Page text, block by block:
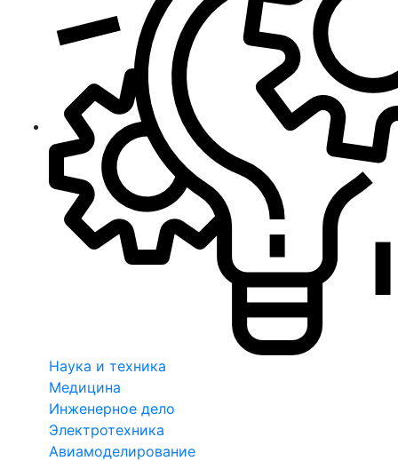
Наука и техника
Медицина
Инженерное дело
Электротехника
Авиамоделирование